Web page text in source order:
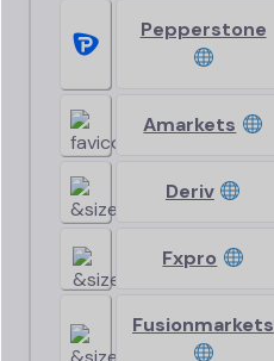
Pepperstone
Amarkets
Deriv
Fxpro
Fusionmarkets